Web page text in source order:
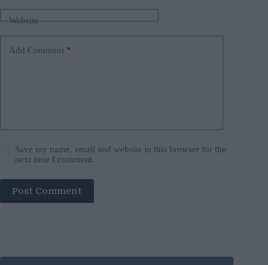
Website
Add Comment *
Save my name, email and website in this browser for the
next time I comment.
Post Comment